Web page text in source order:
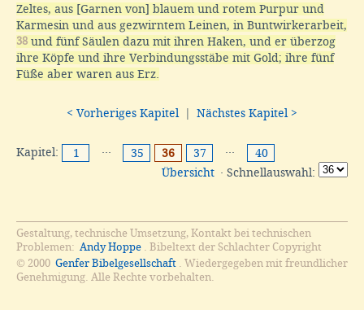
Zeltes, aus [Garnen von] blauem und rotem Purpur und
Karmesin und aus gezwirntem Leinen, in Buntwirkerarbeit,
38 und fünf Säulen dazu mit ihren Haken, und er überzog
ihre Köpfe und ihre Verbindungsstäbe mit Gold; ihre fünf
Füße aber waren aus Erz.
< Vorheriges Kapitel | Nächstes Kapitel >
Kapitel: 1 ··· 35 36 37 ···
40
Übersicht · Schnellauswahl:
Gestaltung, technische Umsetzung, Kontakt bei technischen
Problemen: Andy Hoppe
. Bibeltext der Schlachter Copyright
© 2000 Genfer Bibelgesellschaft
. Wiedergegeben mit freundlicher
Genehmigung. Alle Rechte vorbehalten.